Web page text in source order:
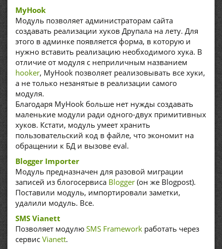
MyHook
Модуль позволяет администраторам сайта
создавать реализации хуков Друпала на лету. Для
этого в админке появляется форма, в которую и
нужно вставить реализацию необходимого хука. В
отличие от модуля с неприличным названием
hooker, MyHook позволяет реализовывать все хуки,
а не только незанятые в реализации самого
модуля.
Благодаря MyHook больше нет нужды создавать
маленькие модули ради одного-двух примитивных
хуков. Кстати, модуль умеет хранить
пользовательский код в файле, что экономит на
обращении к БД и вызове eval.
Blogger Importer
Модуль предназначен для разовой миграции
записей из блогосервиса Blogger (он же Blogpost).
Поставили модуль, импортировали заметки,
удалили модуль. Все.
SMS Vianett
Позволяет модулю SMS Framework работать через
сервис Vianett.